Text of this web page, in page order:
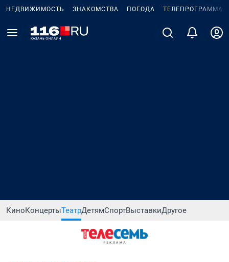
НЕДВИЖИМОСТЬ ЗНАКОМСТВА ПОГОДА ТЕЛЕПРОГРАММА
КиноКонцертыТеатрДетямСпортВыставкиДругое